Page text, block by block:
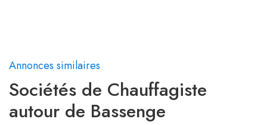
Annonces similaires
Sociétés de Chauffagiste
autour de Bassenge